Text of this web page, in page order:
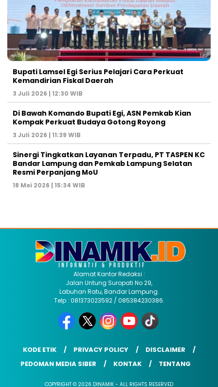
Bupati Lamsel Egi Serius Pelajari Cara Perkuat
Kemandirian Fiskal Daerah
3 Juli 2026 | 12:30 WIB
Di Bawah Komando Bupati Egi, ASN Pemkab Kian
Kompak Perkuat Budaya Gotong Royong
3 Juli 2026 | 11:39 WIB
Sinergi Tingkatkan Layanan Terpadu, PT TASPEN KC
Bandar Lampung dan Pemkab Lampung Selatan
Resmi Perpanjang MoU
18 Mei 2026 | 15:34 WIB
Alamat Kantor Redaksi :
Jalan Untung Suropati No 29,
Labuhan Ratu, Bandar Lampung.
Telp : 081373023592 / 085384230386.
KODE ETIK PRIVACY POLICY
DISCLAIMER
PEDOMAN MEDIA SIBER
KONTAK TENTANG
COPYRIGHT © 2026 DINAMIK - ALL RIGHTS RESERVED